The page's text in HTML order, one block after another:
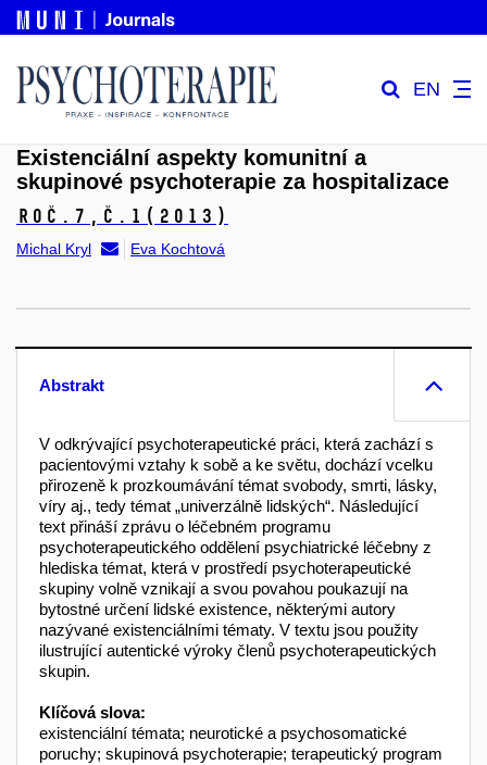
EN
Existenciální aspekty komunitní a
skupinové psychoterapie za hospitalizace
Roč.7, č.1 (2013)
Michal Kryl Eva Kochtová
Abstrakt
V odkrývající psychoterapeutické práci, která zachází s
pacientovými vztahy k sobě a ke světu, dochází vcelku
přirozeně k prozkoumávání témat svobody, smrti, lásky,
víry aj., tedy témat „univerzálně lidských“. Následující
text přináší zprávu o léčebném programu
psychoterapeutického oddělení psychiatrické léčebny z
hlediska témat, která v prostředí psychoterapeutické
skupiny volně vznikají a svou povahou poukazují na
bytostné určení lidské existence, některými autory
nazývané existenciálními tématy. V textu jsou použity
ilustrující autentické výroky členů psychoterapeutických
skupin.
Klíčová slova:
existenciální témata; neurotické a psychosomatické
poruchy; skupinová psychoterapie; terapeutický program